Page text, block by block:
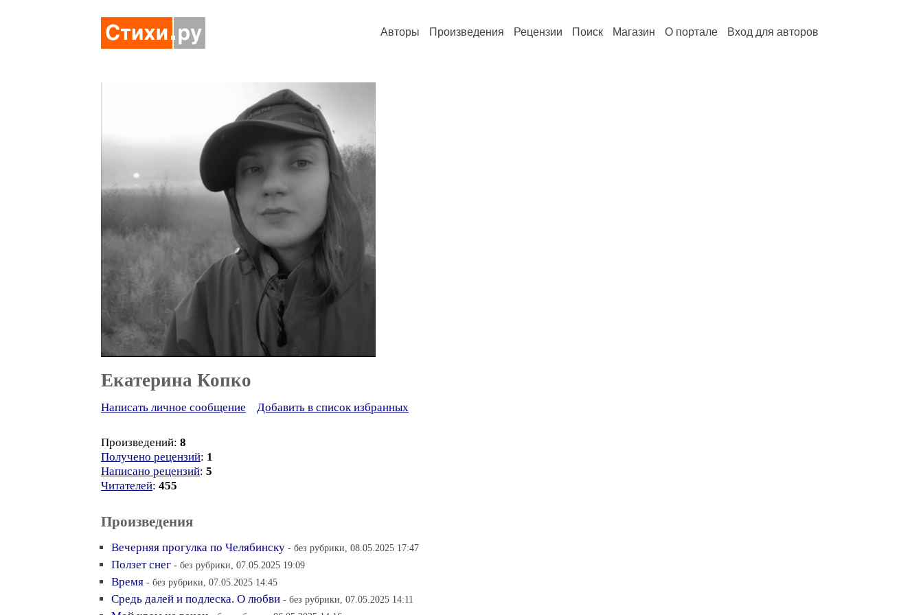
Авторы Произведения Рецензии Поиск Магазин О портале Вход для авторов
Екатерина Копко
Написать личное сообщение Добавить в список избранных
Произведений: 8
Получено рецензий: 1
Написано рецензий: 5
Читателей: 455
Произведения
Вечерняя прогулка по Челябинску - без рубрики, 08.05.2025 17:47
Ползет снег - без рубрики, 07.05.2025 19:09
Время - без рубрики, 07.05.2025 14:45
Средь далей и подлеска. О любви - без рубрики, 07.05.2025 14:11